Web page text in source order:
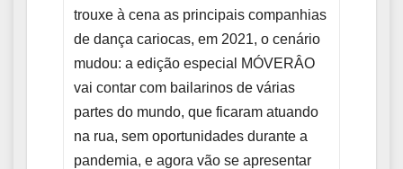
trouxe à cena as principais companhias
de dança cariocas, em 2021, o cenário
mudou: a edição especial MÓVERÂO
vai contar com bailarinos de várias
partes do mundo, que ficaram atuando
na rua, sem oportunidades durante a
pandemia, e agora vão se apresentar